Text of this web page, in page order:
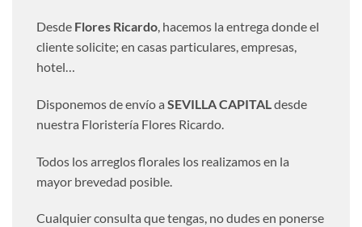
Desde Flores Ricardo, hacemos la entrega donde el
cliente solicite; en casas particulares, empresas,
hotel…
Disponemos de envío a SEVILLA CAPITAL desde
nuestra Floristería Flores Ricardo.
Todos los arreglos florales los realizamos en la
mayor brevedad posible.
Cualquier consulta que tengas, no dudes en ponerse